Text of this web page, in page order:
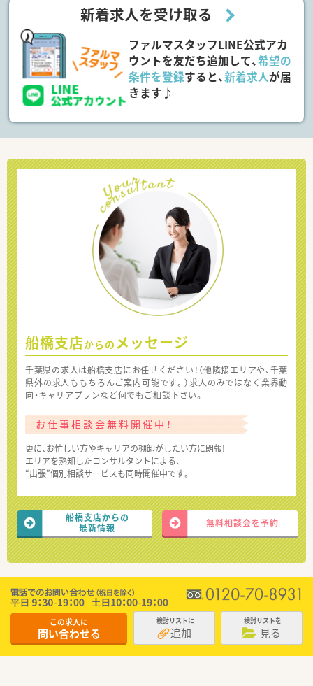
新着求人を受け取る
ファルマスタッフLINE公式アカ
ウントを友だち追加して、希望の
条件を登録すると、新着求人が届
きます♪
船橋支店からの メッセージ
千葉県の求人は船橋支店にお任せください！（他隣接エリアや、千葉
県外の求人ももちろんご案内可能です。）求人のみではなく業界動
向・キャリアプランなど何でもご相談下さい。
お仕事相談会無料開催中！
更に、お忙しい方やキャリアの棚卸がしたい方に朗報!
エリアを熟知したコンサルタントによる、
“出張”個別相談サービスも同時開催中です。
船橋支店からの
最新情報
無料相談会を予約
この求人に
問い合わせる
検討リストに
追加
検討リストを
見る